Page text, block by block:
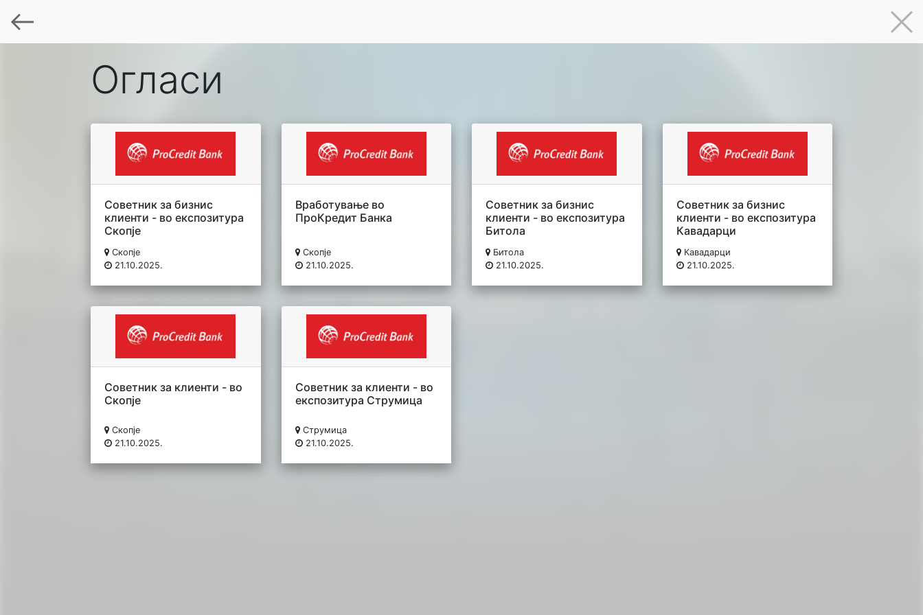
Огласи
Советник за бизнис
клиенти - во експозитура
Скопје
Скопје
21.10.2025.
Вработување во
ПроКредит Банка
Скопје
21.10.2025.
Советник за бизнис
клиенти - во експозитура
Битола
Битола
21.10.2025.
Советник за бизнис
клиенти - во експозитура
Кавадарци
Кавадарци
21.10.2025.
Советник за клиенти - во
Скопје
Скопје
21.10.2025.
Советник за клиенти - во
експозитура Струмица
Струмица
21.10.2025.